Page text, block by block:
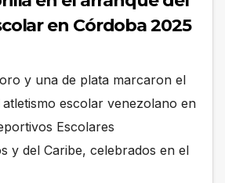
en Córdoba 2025
y una de plata marcaron el
escolar venezolano en
Escolares
y del Caribe, celebrados en el